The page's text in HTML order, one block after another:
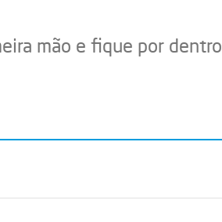
mão e fique por dentro